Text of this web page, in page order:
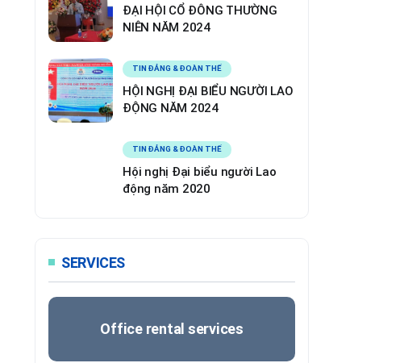
ĐẠI HỘI CỔ ĐÔNG THƯỜNG
NIÊN NĂM 2024
TIN ĐẢNG & ĐOÀN THỂ
HỘI NGHỊ ĐẠI BIỂU NGƯỜI LAO
ĐỘNG NĂM 2024
TIN ĐẢNG & ĐOÀN THỂ
Hội nghị Đại biểu người Lao
động năm 2020
SERVICES
Office rental services